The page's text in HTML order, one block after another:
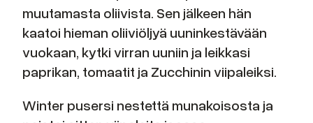
muutamasta oliivista. Sen jälkeen hän
kaatoi hieman oliiviöljyä uuninkestävään
vuokaan, kytki virran uuniin ja leikkasi
paprikan, tomaatit ja Zucchinin viipaleiksi.
Winter pusersi nestettä munakoisosta ja